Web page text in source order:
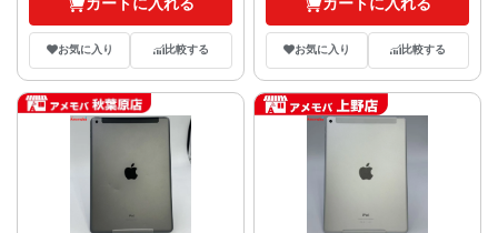
カートに入れる
お気に入り 比較する
カートに入れる
お気に入り 比較する